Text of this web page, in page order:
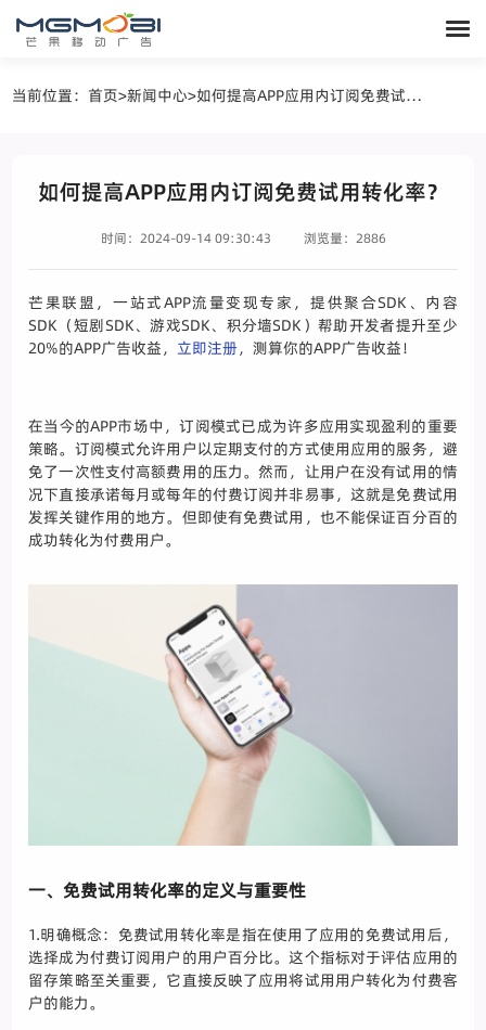
当前位置：首页>新闻中心> 如何提高APP应用内订阅免费试用转化率？
如何提高APP应用内订阅免费试用转化率？
时间：2024-09-14 09:30:43 浏览量：2886
芒果联盟 ，一站式APP流量变现专家，提供聚合SDK、内容
SDK（短剧SDK、游戏SDK、积分墙SDK）帮助开发者提升至少
20%的APP广告收益， 立即注册，测算你的APP广告收益！
在当今的APP市场中，订阅模式已成为许多应用实现盈利的重要
策略。订阅模式允许用户以定期支付的方式使用应用的服务，避
免了一次性支付高额费用的压力。然而，让用户在没有试用的情
况下直接承诺每月或每年的付费订阅并非易事，这就是免费试用
发挥关键作用的地方。但即使有免费试用，也不能保证百分百的
成功转化为付费用户。
一、免费试用转化率的定义与重要性
1.明确概念：免费试用转化率是指在使用了应用的免费试用后，
选择成为付费订阅用户的用户百分比。这个指标对于评估应用的
留存策略至关重要，它直接反映了应用将试用用户转化为付费客
户的能力。